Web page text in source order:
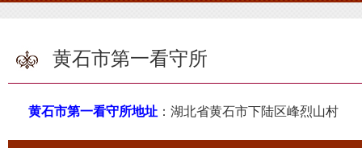
黄石市第一看守所
黄石市第一看守所地址 ：湖北省黄石市下陆区峰烈山村